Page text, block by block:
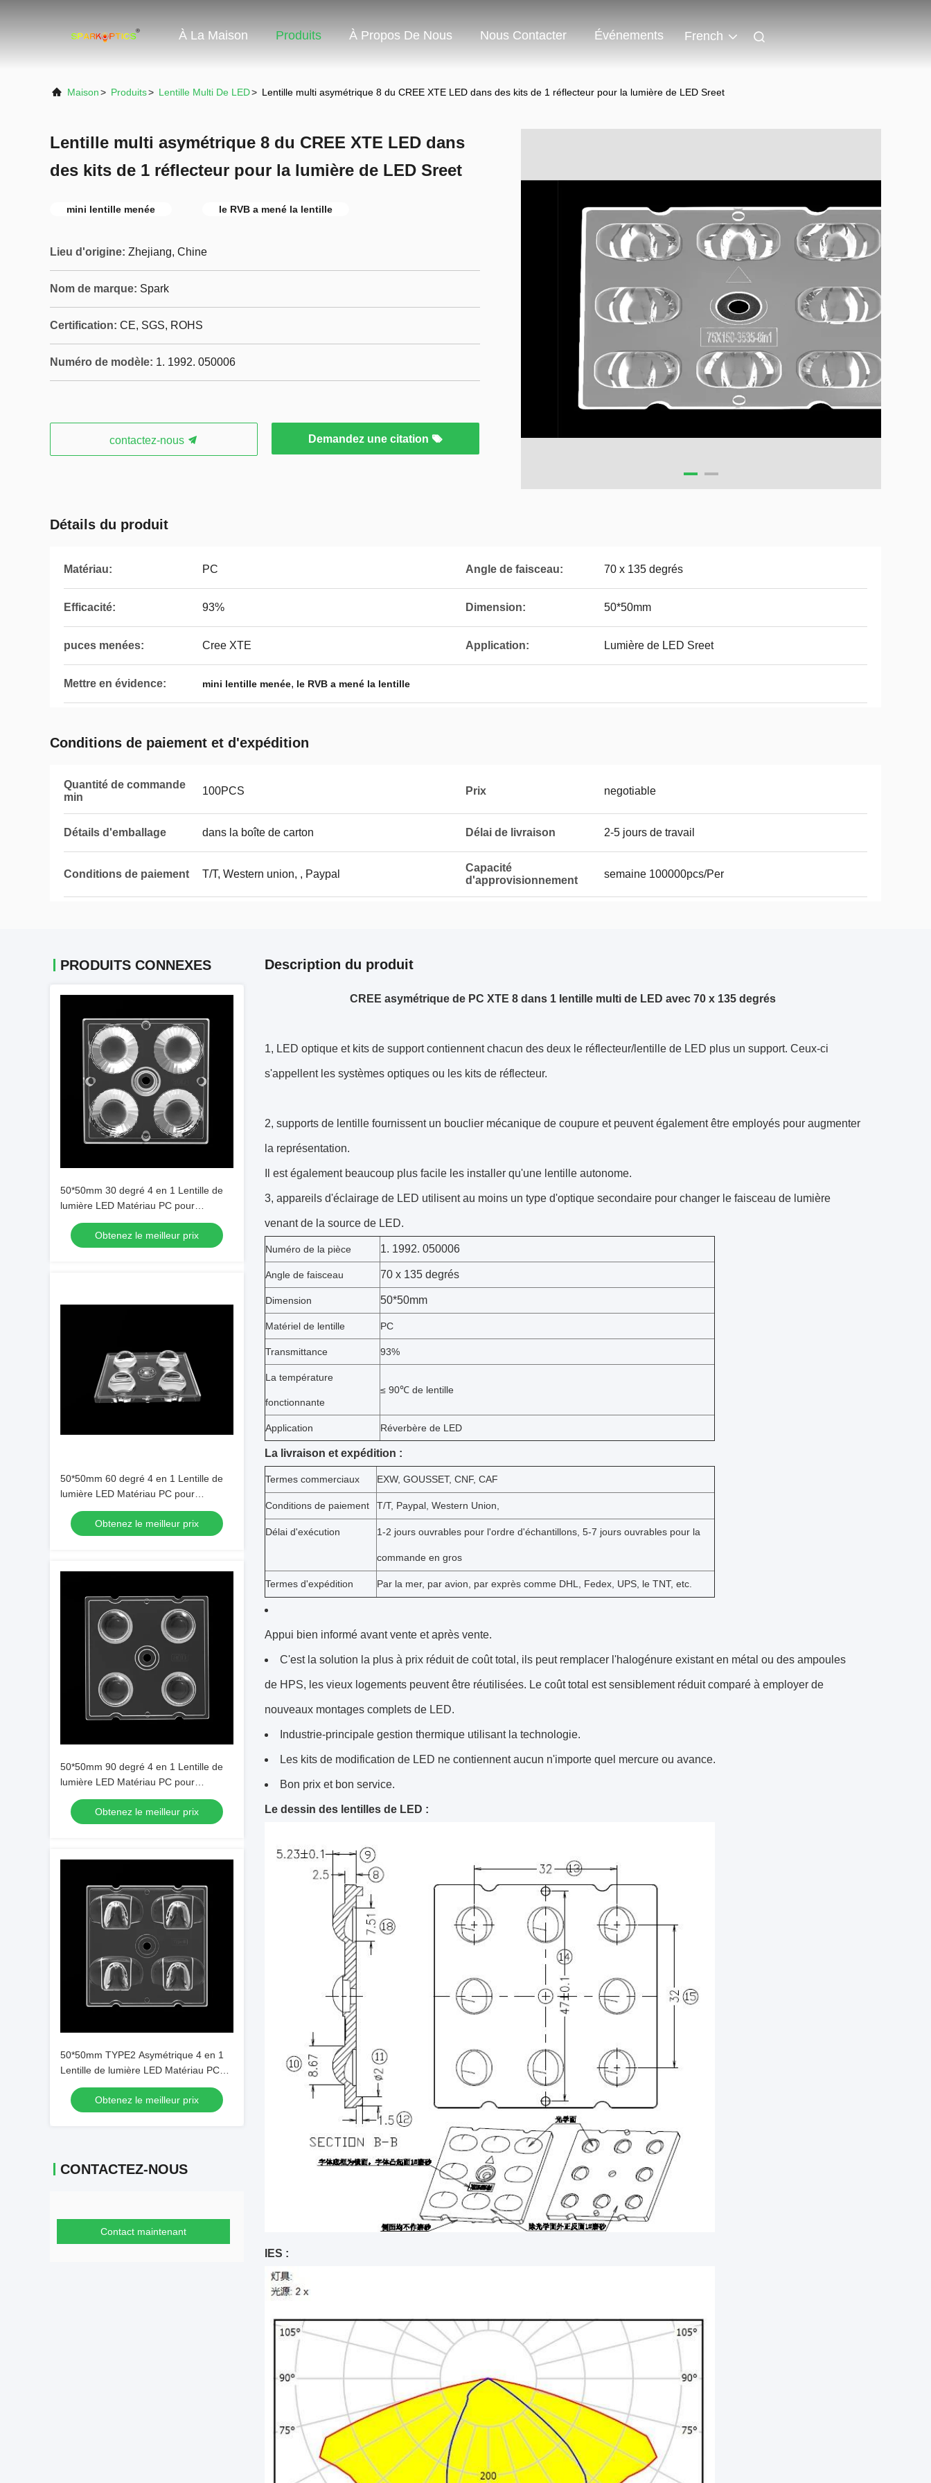
À La Maison Produits À Propos De Nous Nous Contacter Événements French
Maison> Produits> Lentille Multi De LED> Lentille multi asymétrique 8 du CREE XTE LED dans des kits de 1 réflecteur pour la lumière de LED Sreet
Lentille multi asymétrique 8 du CREE XTE LED dans
des kits de 1 réflecteur pour la lumière de LED Sreet
mini lentille menée le RVB a mené la lentille
Lieu d'origine: Zhejiang, Chine
Nom de marque: Spark
Certification: CE, SGS, ROHS
Numéro de modèle: 1. 1992. 050006
contactez-nous Demandez une citation
Détails du produit
Matériau: PC Angle de faisceau: 70 x 135 degrés
Efficacité: 93% Dimension: 50*50mm
puces menées: Cree XTE Application: Lumière de LED Sreet
Mettre en évidence: mini lentille menée, le RVB a mené la lentille
Conditions de paiement et d'expédition
Quantité de commande
min
100PCS Prix negotiable
Détails d'emballage dans la boîte de carton Délai de livraison 2-5 jours de travail
Conditions de paiement T/T, Western union, , Paypal
Capacité
d'approvisionnement
semaine 100000pcs/Per
PRODUITS CONNEXES
50*50mm 30 degré 4 en 1 Lentille de
lumière LED Matériau PC pour
l'éclairage d'inondation SMD7070/
5050/4*3030 LED
Obtenez le meilleur prix
50*50mm 60 degré 4 en 1 Lentille de
lumière LED Matériau PC pour
l'éclairage d'inondation SMD7070/
5050/4*3030 LED
Obtenez le meilleur prix
50*50mm 90 degré 4 en 1 Lentille de
lumière LED Matériau PC pour
l'éclairage d'inondation SMD7070/
5050/4*3030 LED
Obtenez le meilleur prix
50*50mm TYPE2 Asymétrique 4 en 1
Lentille de lumière LED Matériau PC
pour l'éclairage d'inondation SMD7070/
5050/4*3030 LED
Obtenez le meilleur prix
CONTACTEZ-NOUS
Contact maintenant
Description du produit
CREE asymétrique de PC XTE 8 dans 1 lentille multi de LED avec 70 x 135 degrés
1, LED optique et kits de support contiennent chacun des deux le réflecteur/lentille de LED plus un support. Ceux-ci
s'appellent les systèmes optiques ou les kits de réflecteur.
2, supports de lentille fournissent un bouclier mécanique de coupure et peuvent également être employés pour augmenter
la représentation.
Il est également beaucoup plus facile les installer qu'une lentille autonome.
3, appareils d'éclairage de LED utilisent au moins un type d'optique secondaire pour changer le faisceau de lumière
venant de la source de LED.
Numéro de la pièce 1. 1992. 050006
Angle de faisceau 70 x 135 degrés
Dimension 50*50mm
Matériel de lentille PC
Transmittance 93%
La température
fonctionnante
≤ 90℃ de lentille
Application Réverbère de LED
La livraison et expédition :
Termes commerciaux EXW, GOUSSET, CNF, CAF
Conditions de paiement T/T, Paypal, Western Union,
Délai d'exécution 1-2 jours ouvrables pour l'ordre d'échantillons, 5-7 jours ouvrables pour la
commande en gros
Termes d'expédition Par la mer, par avion, par exprès comme DHL, Fedex, UPS, le TNT, etc.
Appui bien informé avant vente et après vente.
C'est la solution la plus à prix réduit de coût total, ils peut remplacer l'halogénure existant en métal ou des ampoules
de HPS, les vieux logements peuvent être réutilisées. Le coût total est sensiblement réduit comparé à employer de
nouveaux montages complets de LED.
Industrie-principale gestion thermique utilisant la technologie.
Les kits de modification de LED ne contiennent aucun n'importe quel mercure ou avance.
Bon prix et bon service.
Le dessin des lentilles de LED :
IES :